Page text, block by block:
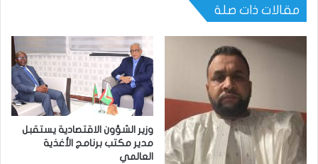
مقالات ذات صلة
وزير الشؤون الاقتصادية يستقبل
مدير مكتب برنامج الأغذية
العالمي